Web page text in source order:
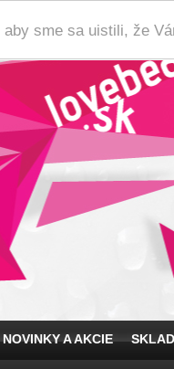
sme sa uistili, že
NOVINKY A AKCIE